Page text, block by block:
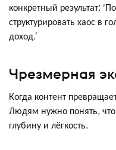
конкретный результат:
структурировать хаос в
доход.’
Чрезмерная
Когда контент
Людям нужно понять,
глубину и лёгкость.